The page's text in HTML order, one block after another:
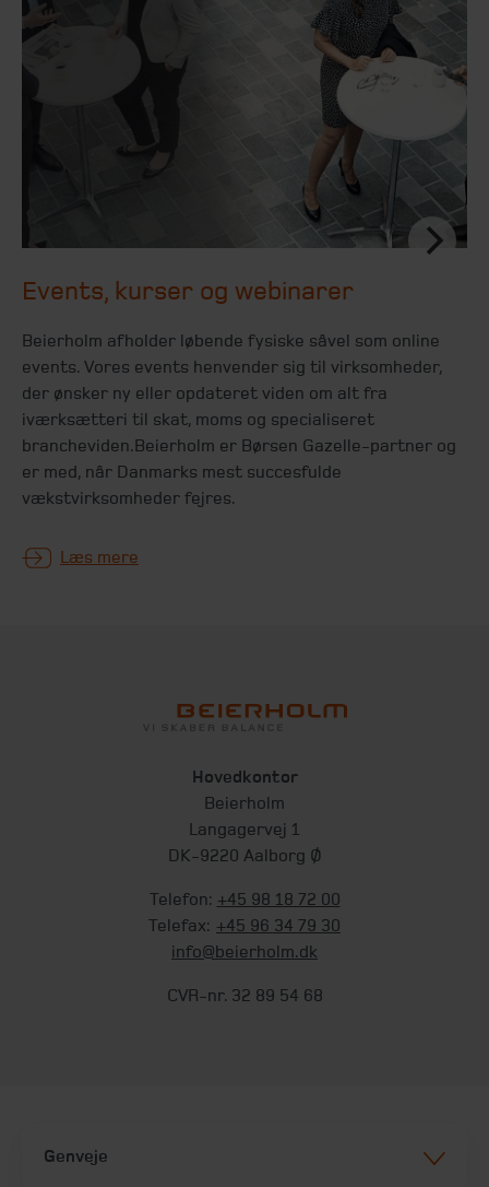
Events, kurser og webinarer
Beierholm afholder løbende fysiske såvel som online
events. Vores events henvender sig til virksomheder,
der ønsker ny eller opdateret viden om alt fra
iværksætteri til skat, moms og specialiseret
brancheviden.Beierholm er Børsen Gazelle-partner og
er med, når Danmarks mest succesfulde
vækstvirksomheder fejres.
Læs mere
Hovedkontor
Beierholm
Langagervej 1
DK-9220 Aalborg Ø
Telefon: +45 98 18 72 00
Telefax: +45 96 34 79 30
info@beierholm.dk
CVR-nr. 32 89 54 68
Genveje